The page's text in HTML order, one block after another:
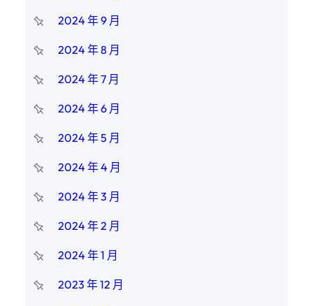
2024 年 9 月
2024 年 8 月
2024 年 7 月
2024 年 6 月
2024 年 5 月
2024 年 4 月
2024 年 3 月
2024 年 2 月
2024 年 1 月
2023 年 12 月